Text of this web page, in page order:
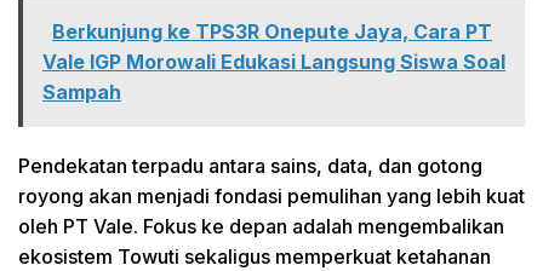
Berkunjung ke TPS3R Onepute Jaya, Cara PT
Vale IGP Morowali Edukasi Langsung Siswa Soal
Sampah
Pendekatan terpadu antara sains, data, dan gotong
royong akan menjadi fondasi pemulihan yang lebih kuat
oleh PT Vale. Fokus ke depan adalah mengembalikan
ekosistem Towuti sekaligus memperkuat ketahanan